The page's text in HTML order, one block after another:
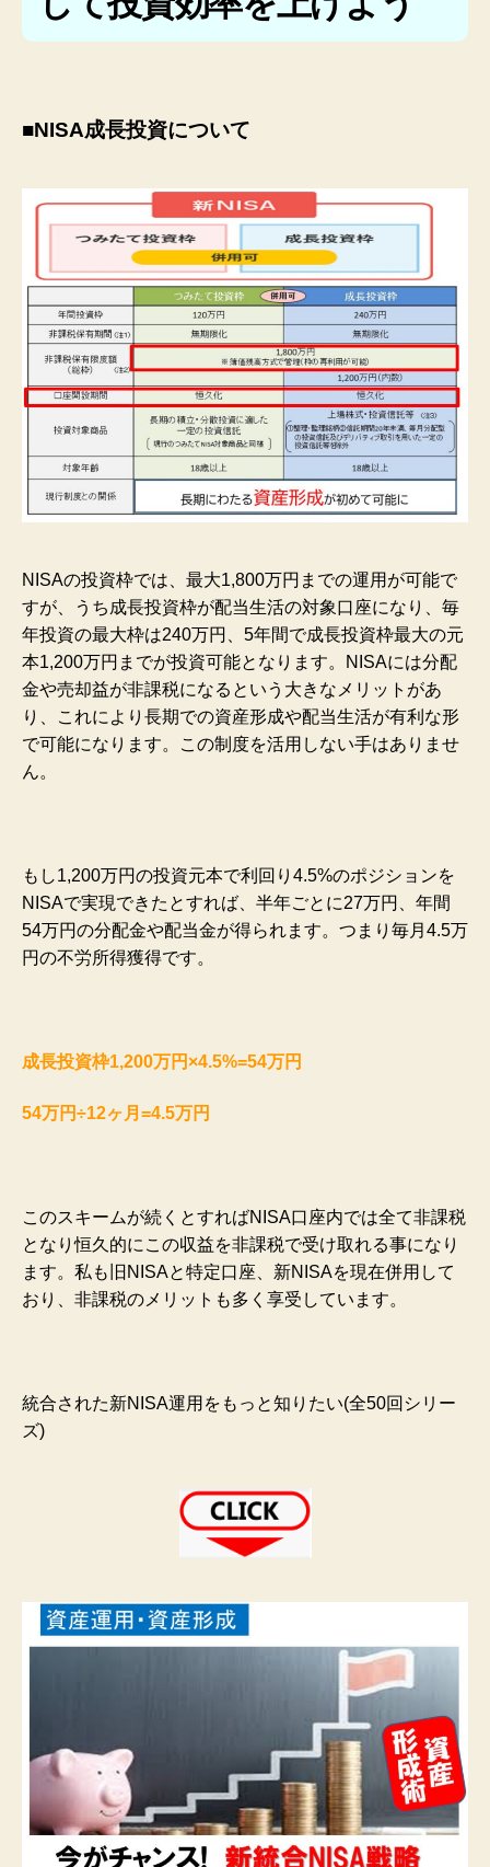
■NISA成長投資について
NISAの投資枠では、最大1,800万円までの運用が可能で
すが、うち成長投資枠が配当生活の対象口座になり、毎
年投資の最大枠は240万円、5年間で成長投資枠最大の元
本1,200万円までが投資可能となります。NISAには分配
金や売却益が非課税になるという大きなメリットがあ
り、これにより長期での資産形成や配当生活が有利な形
で可能になります。この制度を活用しない手はありませ
ん。
もし1,200万円の投資元本で利回り4.5%のポジションを
NISAで実現できたとすれば、半年ごとに27万円、年間
54万円の分配金や配当金が得られます。つまり毎月4.5万
円の不労所得獲得です。
成長投資枠1,200万円×4.5%=54万円
54万円÷12ヶ月=4.5万円
このスキームが続くとすればNISA口座内では全て非課税
となり恒久的にこの収益を非課税で受け取れる事になり
ます。私も旧NISAと特定口座、新NISAを現在併用して
おり、非課税のメリットも多く享受しています。
統合された新NISA運用をもっと知りたい(全50回シリー
ズ)